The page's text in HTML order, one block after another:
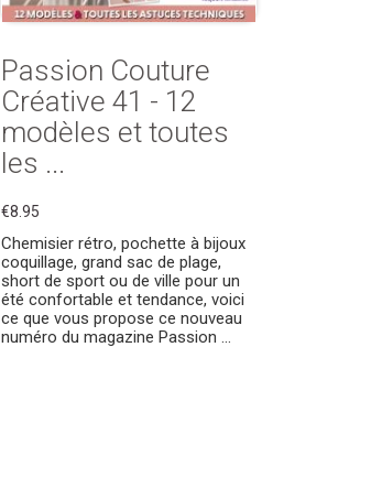
Passion Couture
Créative 41 - 12
modèles et toutes
les ...
€8.95
Chemisier rétro, pochette à bijoux
coquillage, grand sac de plage,
short de sport ou de ville pour un
été confortable et tendance, voici
ce que vous propose ce nouveau
numéro du magazine Passion ...